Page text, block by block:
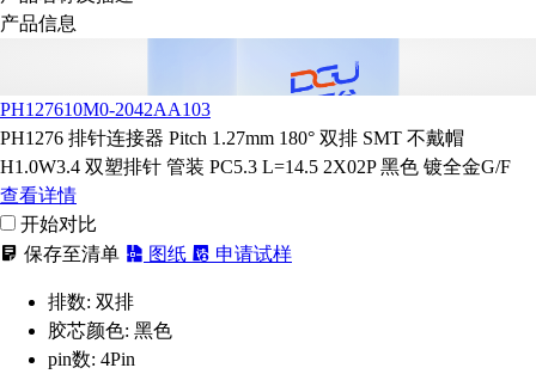
产品信息
PH127610M0-2042AA103
PH1276 排针连接器 Pitch 1.27mm 180° 双排 SMT 不戴帽
H1.0W3.4 双塑排针 管装 PC5.3 L=14.5 2X02P 黑色 镀全金G/F
查看详情
开始对比
保存至清单
图纸 申请试样
排数: 双排
胶芯颜色: 黑色
pin数: 4Pin